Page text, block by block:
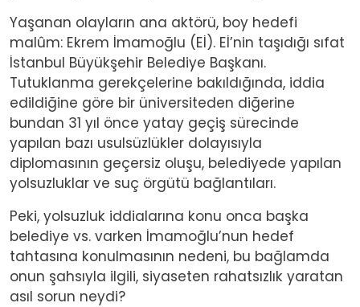
Yaşanan olayların ana aktörü, boy hedefi
malûm: Ekrem İmamoğlu (Eİ). Eİ’nin taşıdığı sıfat
İstanbul Büyükşehir Belediye Başkanı.
Tutuklanma gerekçelerine bakıldığında, iddia
edildiğine göre bir üniversiteden diğerine
bundan 31 yıl önce yatay geçiş sürecinde
yapılan bazı usulsüzlükler dolayısıyla
diplomasının geçersiz oluşu, belediyede yapılan
yolsuzluklar ve suç örgütü bağlantıları.
Peki, yolsuzluk iddialarına konu onca başka
belediye vs. varken İmamoğlu’nun hedef
tahtasına konulmasının nedeni, bu bağlamda
onun şahsıyla ilgili, siyaseten rahatsızlık yaratan
asıl sorun neydi?